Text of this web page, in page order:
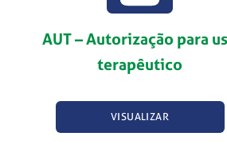
AUT – Autorização para
terapêutico
VISUALIZAR